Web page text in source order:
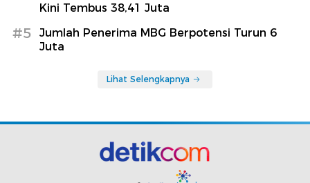
Kini Tembus 38,41 Juta
#5
Jumlah Penerima MBG Berpotensi Turun 6
Juta
Lihat Selengkapnya